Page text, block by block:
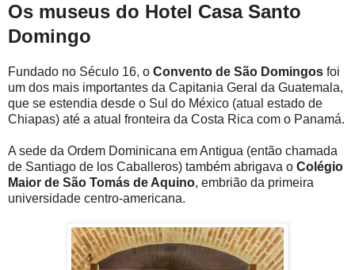
Os museus do Hotel Casa Santo
Domingo
Fundado no Século 16, o Convento de São Domingos foi
um dos mais importantes da Capitania Geral da Guatemala,
que se estendia desde o Sul do México (atual estado de
Chiapas) até a atual fronteira da Costa Rica com o Panamá.
A sede da Ordem Dominicana em Antigua (então chamada
de Santiago de los Caballeros) também abrigava o Colégio
Maior de São Tomás de Aquino, embrião da primeira
universidade centro-americana.